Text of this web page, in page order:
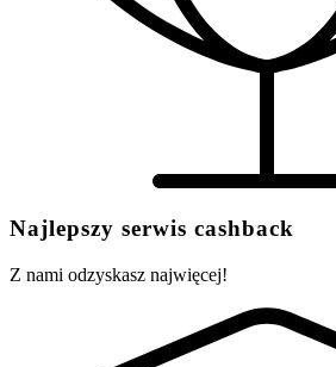
Najlepszy serwis cashback
Z nami odzyskasz najwięcej!